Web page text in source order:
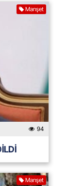
Manşet
94
Manşet